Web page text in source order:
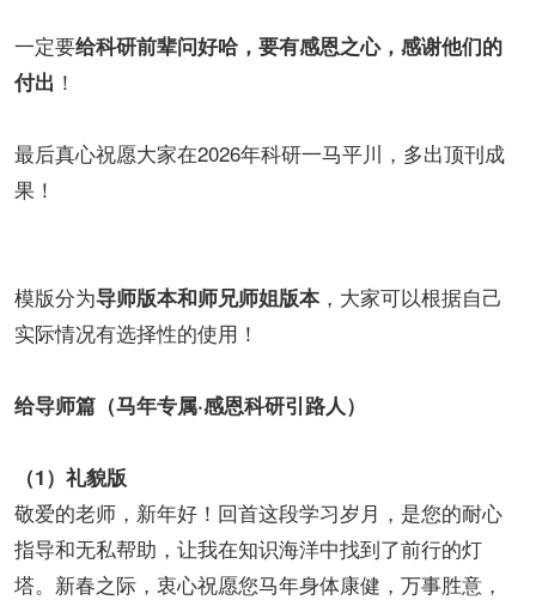
一定要给科研前辈问好哈，要有感恩之心，感谢他们的
付出 ！
最后真心祝愿大家在2026年科研一马平川，多出顶刊成
果！
模版分为导师版本和师兄师姐版本，大家可以根据自己
实际情况有选择性的使用！
给导师篇（马年专属·感恩科研引路人）
（1）礼貌版
敬爱的老师，新年好！回首这段学习岁月，是您的耐心
指导和无私帮助，让我在知识海洋中找到了前行的灯
塔。新春之际，衷心祝愿您马年身体康健，万事胜意，